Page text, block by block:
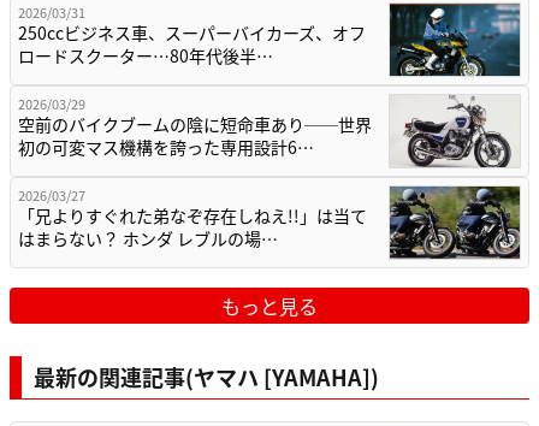
2026/03/31
250ccビジネス車、スーパーバイカーズ、オフ
ロードスクーター…80年代後半…
2026/03/29
空前のバイクブームの陰に短命車あり──世界
初の可変マス機構を誇った専用設計6…
2026/03/27
「兄よりすぐれた弟なぞ存在しねえ!!」は当て
はまらない？ ホンダ レブルの場…
もっと見る
最新の関連記事(ヤマハ [YAMAHA])